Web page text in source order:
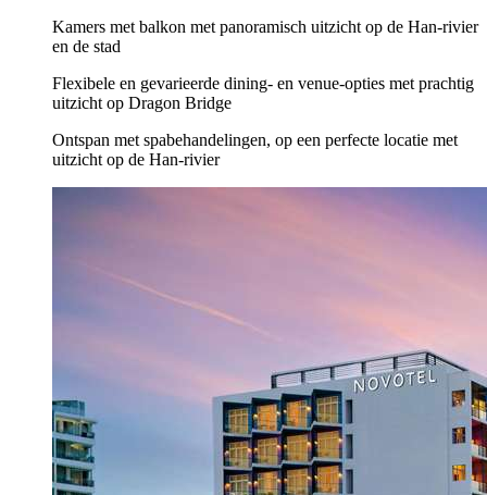
Kamers met balkon met panoramisch uitzicht op de Han-rivier
en de stad
Flexibele en gevarieerde dining- en venue-opties met prachtig
uitzicht op Dragon Bridge
Ontspan met spabehandelingen, op een perfecte locatie met
uitzicht op de Han-rivier